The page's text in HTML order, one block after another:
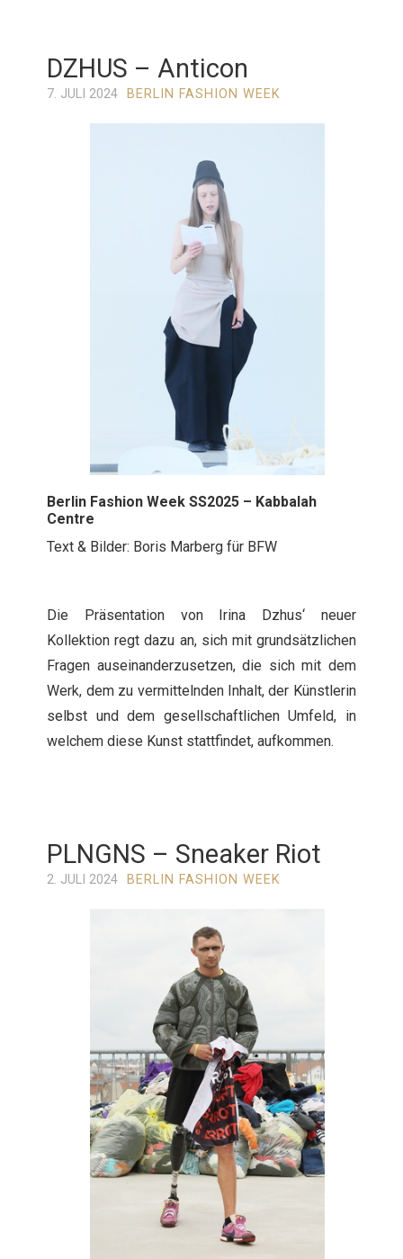
DZHUS – Anticon
7. JULI 2024 BERLIN FASHION WEEK
Berlin Fashion Week SS2025 – Kabbalah
Centre
Text & Bilder: Boris Marberg für BFW
Die Präsentation von Irina Dzhus‘ neuer
Kollektion regt dazu an, sich mit grundsätzlichen
Fragen auseinanderzusetzen, die sich mit dem
Werk, dem zu vermittelnden Inhalt, der Künstlerin
selbst und dem gesellschaftlichen Umfeld, in
welchem diese Kunst stattfindet, aufkommen.
PLNGNS – Sneaker Riot
2. JULI 2024 BERLIN FASHION WEEK